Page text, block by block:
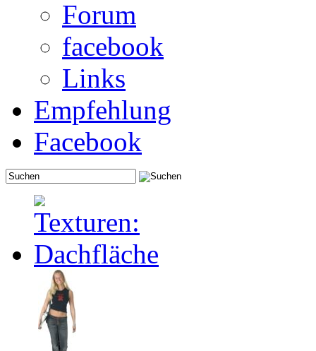
Forum
facebook
Links
Empfehlung
Facebook